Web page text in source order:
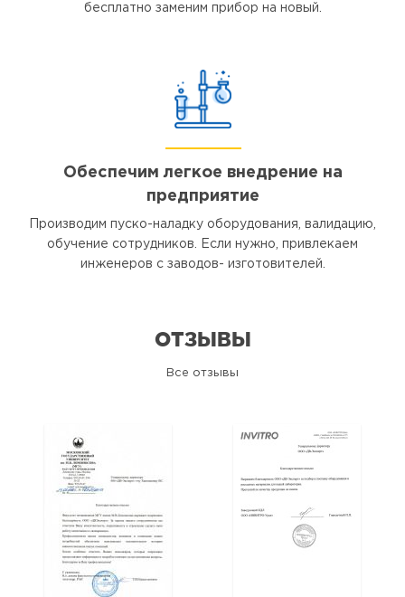
бесплатно заменим прибор на новый.
Обеспечим легкое внедрение на
предприятие
Производим пуско-наладку оборудования, валидацию,
обучение сотрудников. Если нужно, привлекаем
инженеров с заводов- изготовителей.
ОТЗЫВЫ
Все отзывы